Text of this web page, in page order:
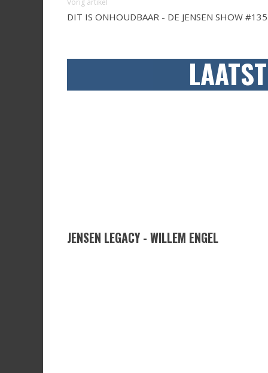
Vorig artikel
DIT IS ONHOUDBAAR - DE JENSEN SHOW #135
JENSEN LEGACY - WILLEM ENGEL